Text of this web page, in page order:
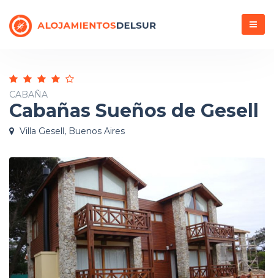
Menú
CABAÑA
Cabañas Sueños de Gesell
Villa Gesell, Buenos Aires